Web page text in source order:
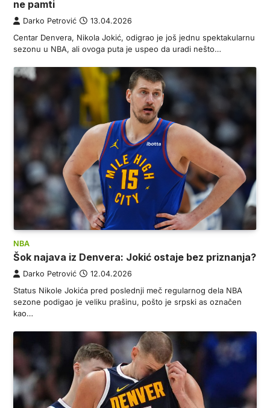
ne pamti
Darko Petrović 13.04.2026
Centar Denvera, Nikola Jokić, odigrao je još jednu spektakularnu
sezonu u NBA, ali ovoga puta je uspeo da uradi nešto…
NBA
Šok najava iz Denvera: Jokić ostaje bez priznanja?
Darko Petrović 12.04.2026
Status Nikole Jokića pred poslednji meč regularnog dela NBA
sezone podigao je veliku prašinu, pošto je srpski as označen
kao…